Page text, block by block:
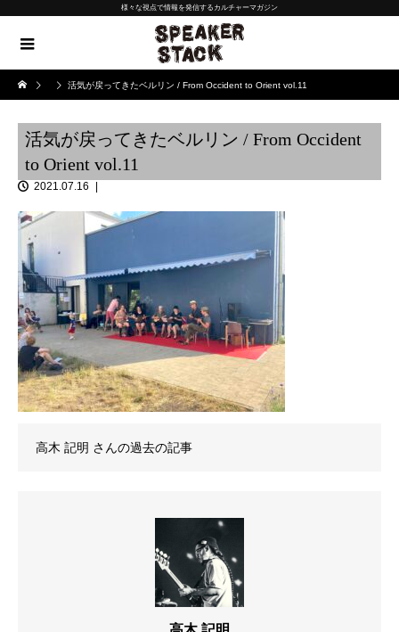
様々な視点で情報を発信するカルチャーマガジン
活気が戻ってきたベルリン / From Occident to Orient vol.11
活気が戻ってきたベルリン / From Occident
to Orient vol.11
2021.07.16
高木 記明 さんの過去の記事